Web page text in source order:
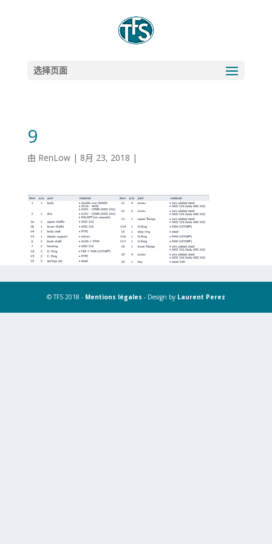
选择页面
9
由 RenLow| 8月 23, 2018 |
© TFS 2018 - Mentions légales - Design by Laurent Perez